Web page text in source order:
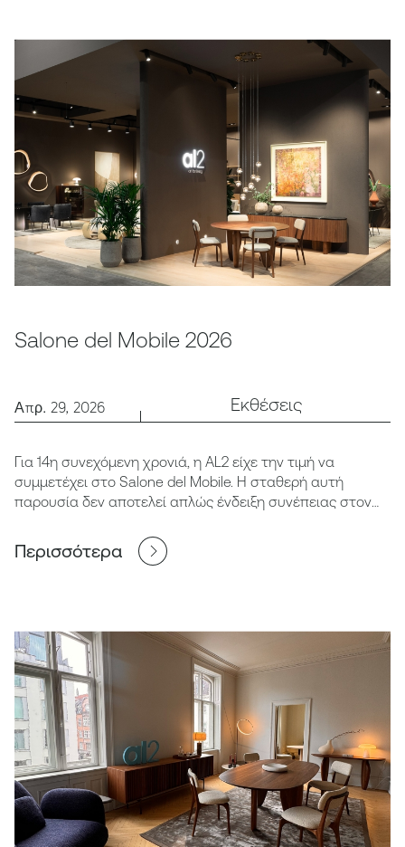
Salone del Mobile 2026
Απρ. 29, 2026 Εκθέσεις
Για 14η συνεχόμενη χρονιά, η AL2 είχε την τιμή να
συμμετέχει στο Salone del Mobile. Η σταθερή αυτή
παρουσία δεν αποτελεί απλώς ένδειξη συνέπειας στον
μας αφοσίωσης στην ποιότητα του design, τη δεξιοτεχνία
και τη συνεχή αναζήτηση της καινοτομίας.
Περισσότερα